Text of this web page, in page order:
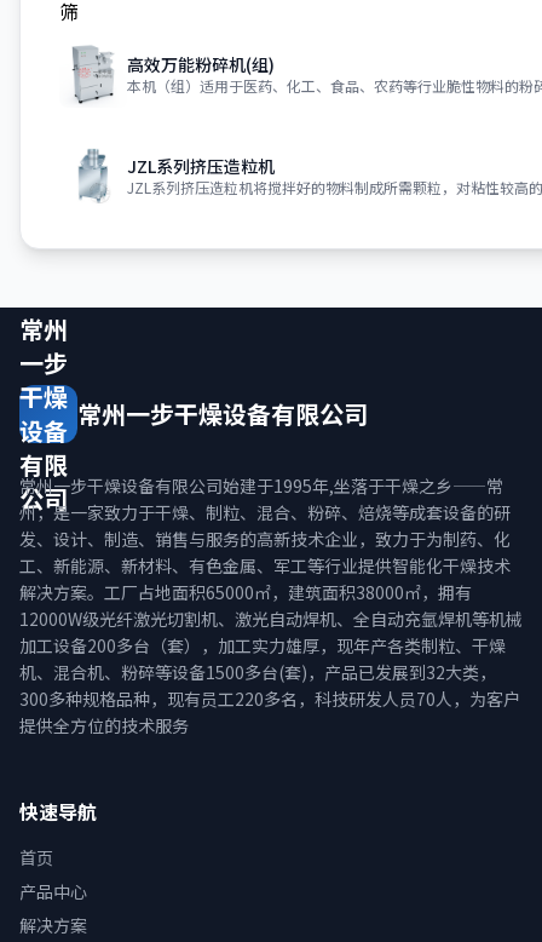
高效万能粉碎机(组)
本机（组）适用于医药、化工、食品、农药等行业脆性物料的粉
JZL系列挤压造粒机
JZL系列挤压造粒机将搅拌好的物料制成所需颗粒，对粘性较高
常州
一步
干燥
设备
有限
公司
常州一步干燥设备有限公司
常州一步干燥设备有限公司始建于1995年,坐落于干燥之乡——常
州，是一家致力于干燥、制粒、混合、粉碎、焙烧等成套设备的研
发、设计、制造、销售与服务的高新技术企业，致力于为制药、化
工、新能源、新材料、有色金属、军工等行业提供智能化干燥技术
解决方案。工厂占地面积65000㎡，建筑面积38000㎡，拥有
12000W级光纤激光切割机、激光自动焊机、全自动充氩焊机等机械
加工设备200多台（套），加工实力雄厚，现年产各类制粒、干燥
机、混合机、粉碎等设备1500多台(套)，产品已发展到32大类，
300多种规格品种，现有员工220多名，科技研发人员70人，为客户
提供全方位的技术服务
快速导航
首页
产品中心
解决方案